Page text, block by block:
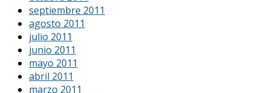
septiembre 2011
agosto 2011
julio 2011
junio 2011
mayo 2011
abril 2011
marzo 2011